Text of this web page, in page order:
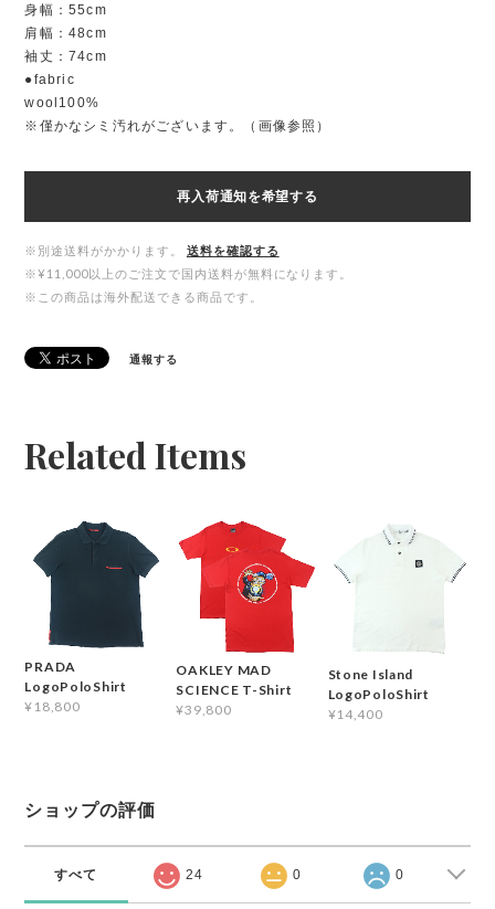
身幅：55cm
肩幅：48cm
袖丈：74cm
●fabric
wool100%
※僅かなシミ汚れがございます。（画像参照）
再入荷通知を希望する
※別途送料がかかります。
送料を確認する
※¥11,000以上のご注文で国内送料が無料になります。
※この商品は海外配送できる商品です。
通報する
Related Items
PRADA
LogoPoloShirt
¥18,800
OAKLEY MAD
SCIENCE T-Shirt
¥39,800
Stone Island
LogoPoloShirt
¥14,400
ショップの評価
すべて 24 0 0